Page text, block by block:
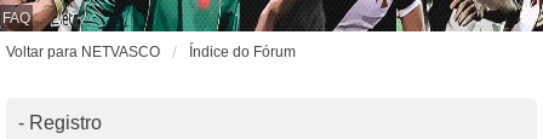
FAQ
Voltar para NETVASCO
Índice do Fórum
- Registro